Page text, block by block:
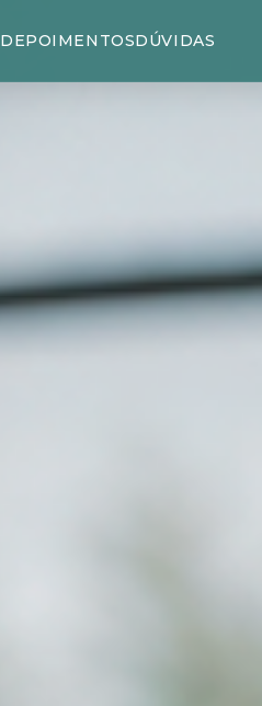
DEPOIMENTOSDÚVIDAS